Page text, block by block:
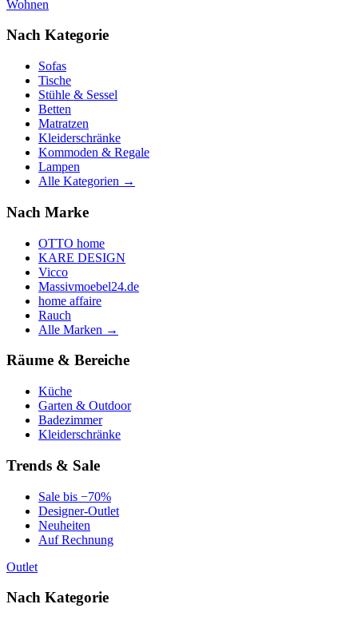
Wohnen
Nach Kategorie
Sofas
Tische
Stühle & Sessel
Betten
Matratzen
Kleiderschränke
Kommoden & Regale
Lampen
Alle Kategorien →
Nach Marke
OTTO home
KARE DESIGN
Vicco
Massivmoebel24.de
home affaire
Rauch
Alle Marken →
Räume & Bereiche
Küche
Garten & Outdoor
Badezimmer
Kleiderschränke
Trends & Sale
Sale bis −70%
Designer-Outlet
Neuheiten
Auf Rechnung
Outlet
Nach Kategorie